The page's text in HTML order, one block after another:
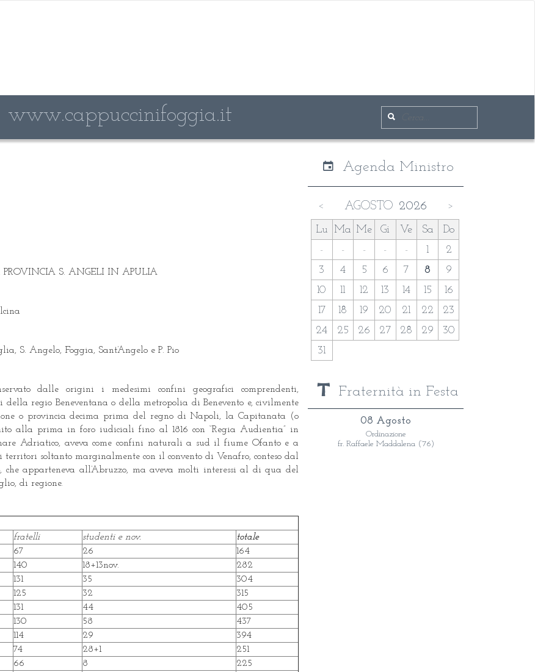
www.cappuccinifoggia.it
PROVINCIA S. ANGELI IN APULIA
S. Angelo, Foggia, Sant’Angelo e P. Pio
dalle origini i medesimi confini geografici comprendenti,
della regio Beneventana o della metropolia di Benevento e, civilmente
o provincia decima prima del regno di Napoli, la Capitanata (o
alla prima in foro iudiciali fino al 1816 con “Regia Audientia” in
Adriatico, aveva come confini naturali a sud il fiume Ofanto e a
soltanto marginalmente con il convento di Venafro, conteso dal
apparteneva all’Abruzzo, ma aveva molti interessi al di qua del
di regione.
fratelli studenti e nov.
totale
67 26
164
140 18+13nov.
282
131 35
304
125 32
315
131 44
405
130 58
437
114 29
394
74 28+1
251
66 8
225
Agenda Ministro
< AGOSTO 2026 >
Lu Ma Me Gi Ve Sa
Do
-
- - - - 1
2
3
4 5 6 7 8
9
10
11 12 13 14 15
16
17
18 19 20 21 22
23
24
25 26 27 28 29
30
31
Fraternità in Festa
08 Agosto
Ordinazione
fr. Raffaele Maddalena (‘76)